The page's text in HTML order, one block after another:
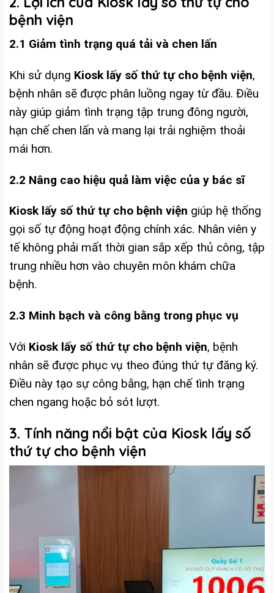
bệnh viện
2.1 Giảm tình trạng quá tải và chen lấn
Khi sử dụng Kiosk lấy số thứ tự cho bệnh viện,
bệnh nhân sẽ được phân luồng ngay từ đầu. Điều
này giúp giảm tình trạng tập trung đông người,
hạn chế chen lấn và mang lại trải nghiệm thoải
mái hơn.
2.2 Nâng cao hiệu quả làm việc của y bác sĩ
Kiosk lấy số thứ tự cho bệnh viện giúp hệ thống
gọi số tự động hoạt động chính xác. Nhân viên y
tế không phải mất thời gian sắp xếp thủ công, tập
trung nhiều hơn vào chuyên môn khám chữa
bệnh.
2.3 Minh bạch và công bằng trong phục vụ
Với Kiosk lấy số thứ tự cho bệnh viện, bệnh
nhân sẽ được phục vụ theo đúng thứ tự đăng ký.
Điều này tạo sự công bằng, hạn chế tình trạng
chen ngang hoặc bỏ sót lượt.
3. Tính năng nổi bật của Kiosk lấy số
thứ tự cho bệnh viện